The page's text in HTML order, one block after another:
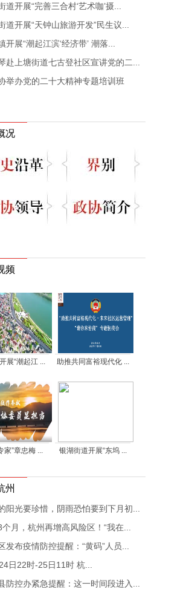
道开展“完善三合村‘艺术咖’摄...
道开展“天钟山旅游开发”民生议...
开展“潮起江滨‘经济带’ 潮落...
赴上塘街道七古登社区宣讲党的二...
举办党的二十大精神专题培训班
况
频
展“潮起江 ... 助推共同富裕现代化 ...
家”章忠梅 ... 银湖街道开展“东坞 ...
州
阳光要珍惜，阴雨恐怕要到下月初...
个月，杭州再增高风险区！“我在...
发布疫情防控提醒：“黄码”人员...
日22时-25日11时 杭...
防控办紧急提醒：这一时间段进入...